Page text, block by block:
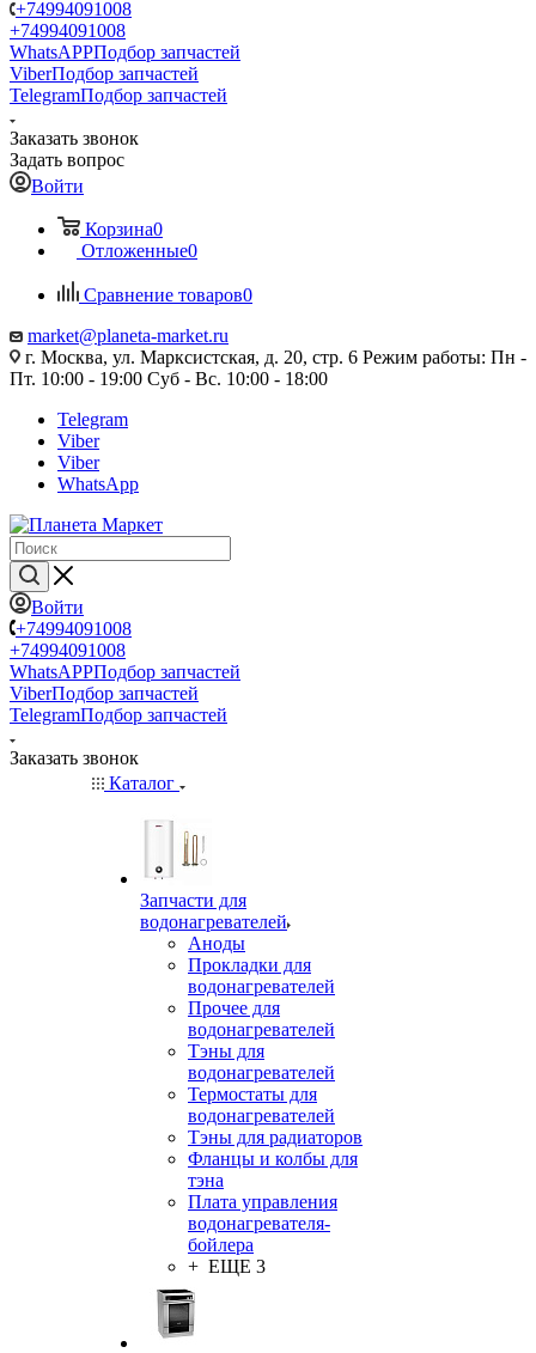
+74994091008
+74994091008
WhatsAPPПодбор запчастей
ViberПодбор запчастей
TelegramПодбор запчастей
Заказать звонок
Задать вопрос
Войти
Корзина0
Отложенные0
Сравнение товаров0
market@planeta-market.ru
г. Москва, ул. Марксистская, д. 20, стр. 6 Режим работы: Пн -
Пт. 10:00 - 19:00 Суб - Вс. 10:00 - 18:00
Telegram
Viber
Viber
WhatsApp
Войти
+74994091008
+74994091008
WhatsAPPПодбор запчастей
ViberПодбор запчастей
TelegramПодбор запчастей
Заказать звонок
Каталог
Запчасти для
водонагревателей
Аноды
Прокладки для
водонагревателей
Прочее для
водонагревателей
Тэны для
водонагревателей
Термостаты для
водонагревателей
Тэны для радиаторов
Фланцы и колбы для
тэна
Плата управления
водонагревателя-
бойлера
+ ЕЩЕ 3